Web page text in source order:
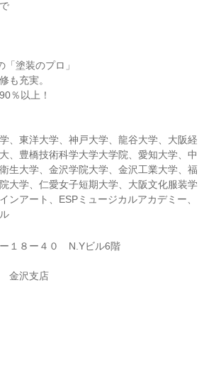
塗装のプロ」
も充実。
％以上！
、東洋大学、神戸大学、龍谷大学、大阪経
、豊橋技術科学大学大学院、愛知大学、中
生大学、金沢学院大学、金沢工業大学、福
大学、仁愛女子短期大学、大阪文化服装学
ンアート、ESPミュージカルアカデミー、
１８ー４０ N.Yビル6階
金沢支店